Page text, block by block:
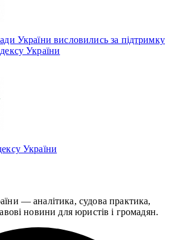
України висловились за підтримку
України
України
— аналітика, судова практика,
новини для юристів і громадян.